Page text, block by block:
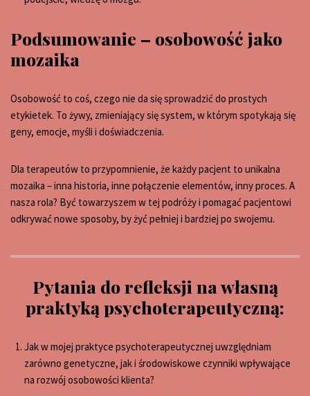
Podsumowanie – osobowość jako
mozaika
Osobowość to coś, czego nie da się sprowadzić do prostych
etykietek. To żywy, zmieniający się system, w którym spotykają się
geny, emocje, myśli i doświadczenia.
Dla terapeutów to przypomnienie, że każdy pacjent to unikalna
mozaika – inna historia, inne połączenie elementów, inny proces. A
nasza rola? Być towarzyszem w tej podróży i pomagać pacjentowi
odkrywać nowe sposoby, by żyć pełniej i bardziej po swojemu.
Pytania do refleksji na własną
praktyką psychoterapeutyczną:
Jak w mojej praktyce psychoterapeutycznej uwzględniam
zarówno genetyczne, jak i środowiskowe czynniki wpływające
na rozwój osobowości klienta?